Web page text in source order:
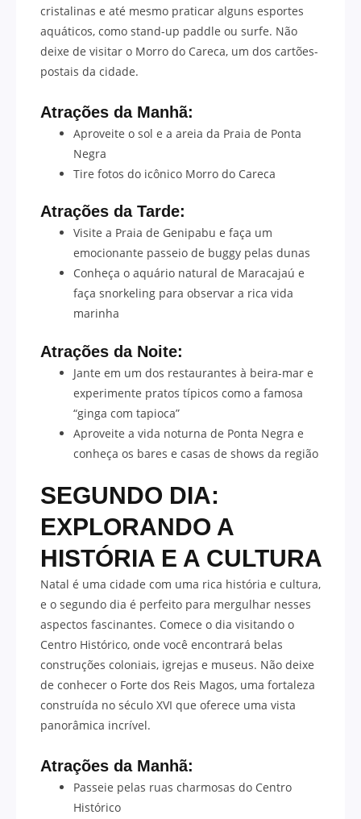
cristalinas e até mesmo praticar alguns esportes
aquáticos, como stand-up paddle ou surfe. Não
deixe de visitar o Morro do Careca, um dos cartões-
postais da cidade.
Atrações da Manhã:
Aproveite o sol e a areia da Praia de Ponta
Negra
Tire fotos do icônico Morro do Careca
Atrações da Tarde:
Visite a Praia de Genipabu e faça um
emocionante passeio de buggy pelas dunas
Conheça o aquário natural de Maracajaú e
faça snorkeling para observar a rica vida
marinha
Atrações da Noite:
Jante em um dos restaurantes à beira-mar e
experimente pratos típicos como a famosa
“ginga com tapioca”
Aproveite a vida noturna de Ponta Negra e
conheça os bares e casas de shows da região
SEGUNDO DIA:
EXPLORANDO A
HISTÓRIA E A CULTURA
Natal é uma cidade com uma rica história e cultura,
e o segundo dia é perfeito para mergulhar nesses
aspectos fascinantes. Comece o dia visitando o
Centro Histórico, onde você encontrará belas
construções coloniais, igrejas e museus. Não deixe
de conhecer o Forte dos Reis Magos, uma fortaleza
construída no século XVI que oferece uma vista
panorâmica incrível.
Atrações da Manhã:
Passeie pelas ruas charmosas do Centro
Histórico